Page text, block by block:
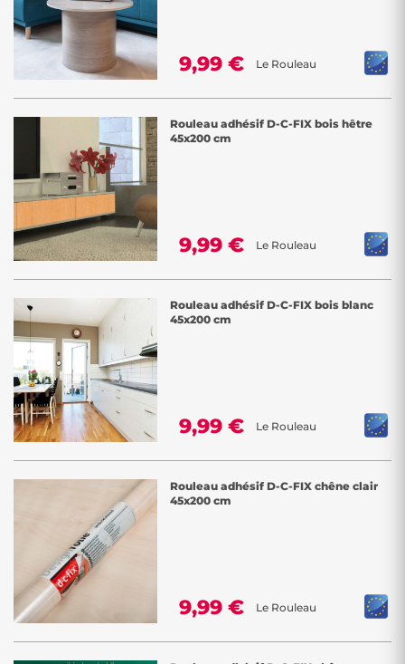
9,99 € Le Rouleau
Rouleau adhésif D-C-FIX bois hêtre
45x200 cm
9,99 € Le Rouleau
Rouleau adhésif D-C-FIX bois blanc
45x200 cm
9,99 € Le Rouleau
Rouleau adhésif D-C-FIX chêne clair
45x200 cm
9,99 € Le Rouleau